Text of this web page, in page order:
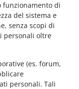
funzionamento di
del sistema e
senza scopi di
personali oltre
(es. forum,
personali. Tali